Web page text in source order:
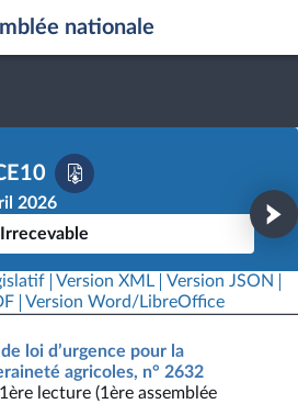
nationale
2026
Irrecevable
Version XML
Version JSON
Version Word/LibreOffice
loi d’urgence pour la
agricoles, n° 2632
1ère lecture (1ère assemblée